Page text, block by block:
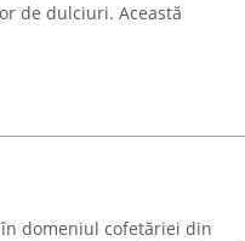
de dulciuri. Această
domeniul cofetăriei din